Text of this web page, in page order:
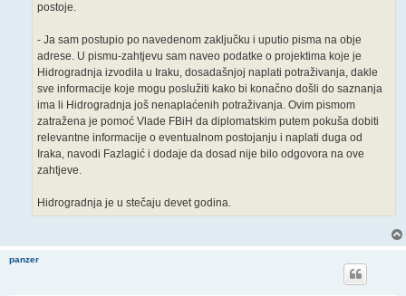
postoje.
- Ja sam postupio po navedenom zaključku i uputio pisma na obje
adrese. U pismu-zahtjevu sam naveo podatke o projektima koje je
Hidrogradnja izvodila u Iraku, dosadašnjoj naplati potraživanja, dakle
sve informacije koje mogu poslužiti kako bi konačno došli do saznanja
ima li Hidrogradnja još nenaplaćenih potraživanja. Ovim pismom
zatražena je pomoć Vlade FBiH da diplomatskim putem pokuša dobiti
relevantne informacije o eventualnom postojanju i naplati duga od
Iraka, navodi Fazlagić i dodaje da dosad nije bilo odgovora na ove
zahtjeve.
Hidrogradnja je u stečaju devet godina.
panzer